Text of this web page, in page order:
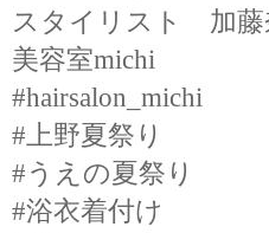
スタイリスト 加藤
美容室michi
#hairsalon_michi
#上野夏祭り
#うえの夏祭り
#浴衣着付け